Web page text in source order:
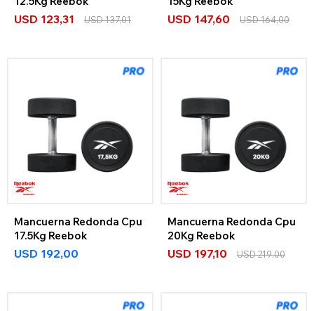
USD 123,31 USD137,01 USD 147,60 USD164,00
Mancuerna Redonda Cpu
17.5Kg Reebok
USD 192,00
Mancuerna Redonda Cpu
20Kg Reebok
USD 197,10 USD219,00